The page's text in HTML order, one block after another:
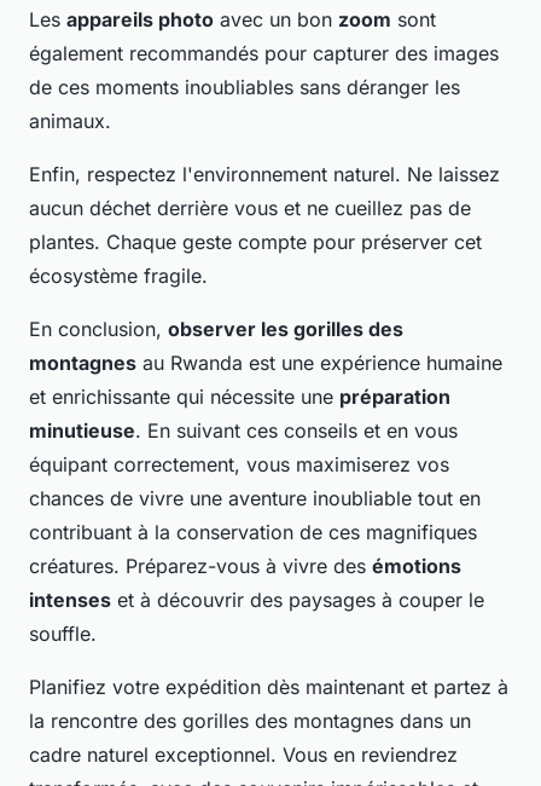
Les appareils photo avec un bon zoom sont
également recommandés pour capturer des images
de ces moments inoubliables sans déranger les
animaux.
Enfin, respectez l'environnement naturel. Ne laissez
aucun déchet derrière vous et ne cueillez pas de
plantes. Chaque geste compte pour préserver cet
écosystème fragile.
En conclusion, observer les gorilles des
montagnes au Rwanda est une expérience humaine
et enrichissante qui nécessite une préparation
minutieuse. En suivant ces conseils et en vous
équipant correctement, vous maximiserez vos
chances de vivre une aventure inoubliable tout en
contribuant à la conservation de ces magnifiques
créatures. Préparez-vous à vivre des émotions
intenses et à découvrir des paysages à couper le
souffle.
Planifiez votre expédition dès maintenant et partez à
la rencontre des gorilles des montagnes dans un
cadre naturel exceptionnel. Vous en reviendrez